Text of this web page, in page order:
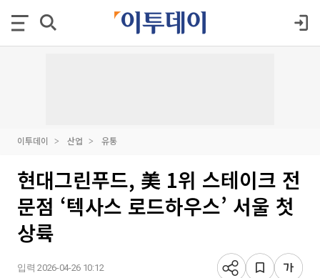
이투데이 산업 유통
현대그린푸드, 美 1위 스테이크 전
문점 ‘텍사스 로드하우스’ 서울 첫
상륙
입력 2026-04-26 10:12